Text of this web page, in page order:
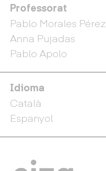
Professorat
Pablo Morales Pérez
Anna Pujadas
Pablo Apolo
Idioma
Català
Espanyol